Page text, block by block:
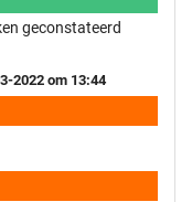
geconstateerd
2022 om 13:44